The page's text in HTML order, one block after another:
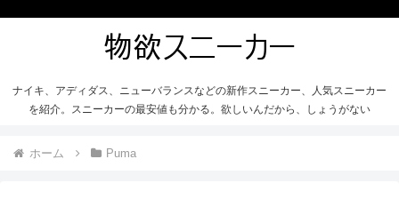
ナイキ、アディダス、ニューバランスなどの新作スニーカー、人気スニーカー
を紹介。スニーカーの最安値も分かる。欲しいんだから、しょうがない
ホーム Puma